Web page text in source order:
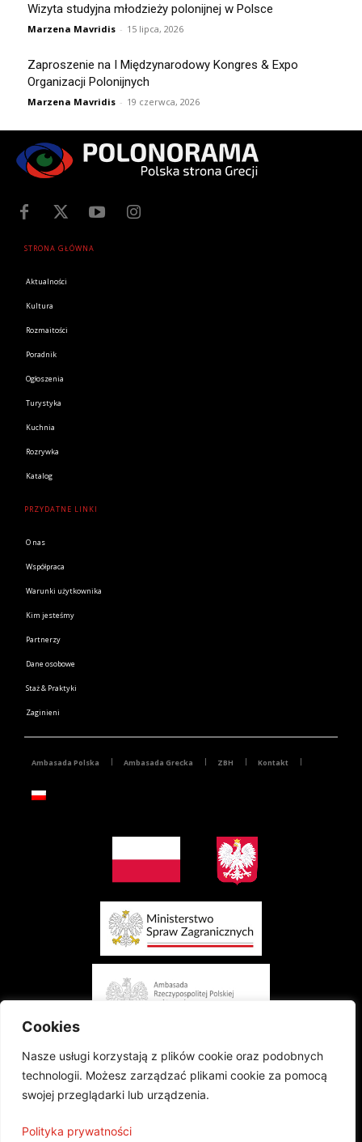
Cookies
Nasze usługi korzystają z plików cookie oraz podobnych
technologii. Możesz zarządzać plikami cookie za pomocą
swojej przeglądarki lub urządzenia.
Polityka prywatności
Wizyta studyjna młodzieży polonijnej w Polsce
Marzena Mavridis - 15 lipca, 2026
Zaproszenie na I Międzynarodowy Kongres & Expo
Organizacji Polonijnych
Marzena Mavridis - 19 czerwca, 2026
STRONA GŁÓWNA
Aktualności
Kultura
Rozmaitości
Poradnik
Ogłoszenia
Turystyka
Kuchnia
Rozrywka
Katalog
PRZYDATNE LINKI
O nas
Współpraca
Warunki użytkownika
Kim jesteśmy
Partnerzy
Dane osobowe
Staż & Praktyki
Zaginieni
Ambasada Polska Ambasada Grecka ZBH Kontakt
Projekt finansowany przez Ministerstwo Spraw Zagranicznych Rzeczypospolitej
Polskiej w konkursie „Polonia i Polacy za Granicą 2024 - Regranting”